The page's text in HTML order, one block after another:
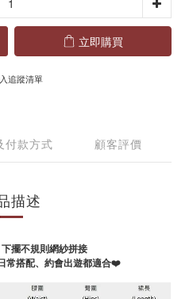
立即購買
追蹤清單
付款方式 顧客評價
描述
擺不規則網紗拼接
常搭配、約會出遊都適合❤️